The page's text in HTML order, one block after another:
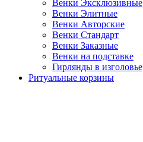
Венки Эксклюзивные
Венки Элитные
Венки Авторские
Венки Стандарт
Венки Заказные
Венки на подставке
Гирлянды в изголовье
Ритуальные корзины